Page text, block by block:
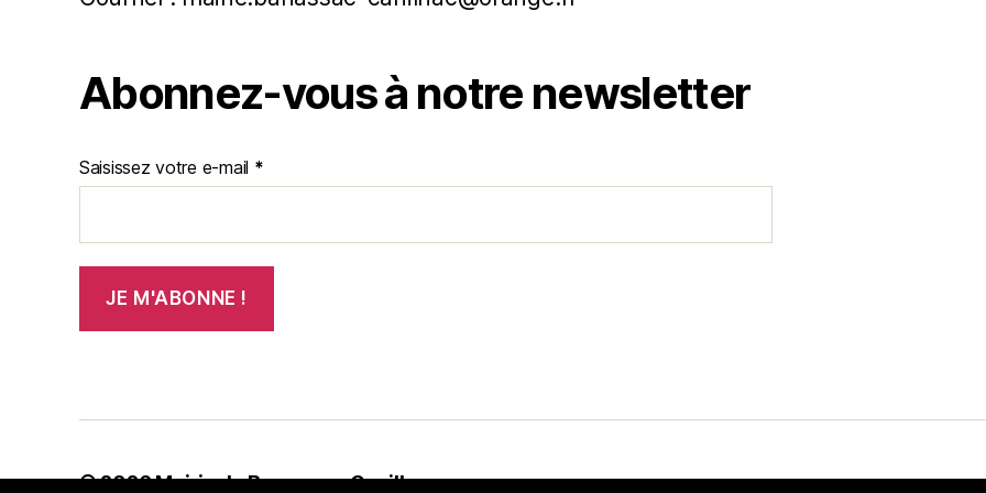
Abonnez-vous à notre newsletter
Saisissez votre e-mail *
© 2026Mairie de Banassac-Canilhac